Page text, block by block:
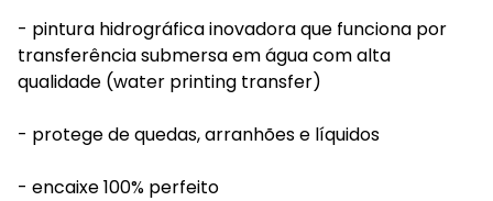
- pintura hidrográfica inovadora que funciona por
transferência submersa em água com alta
qualidade (water printing transfer)
- protege de quedas, arranhões e líquidos
- encaixe 100% perfeito